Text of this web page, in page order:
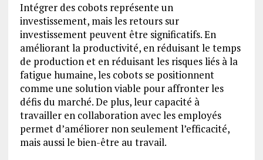
Intégrer des cobots représente un
investissement, mais les retours sur
investissement peuvent être significatifs. En
améliorant la productivité, en réduisant le temps
de production et en réduisant les risques liés à la
fatigue humaine, les cobots se positionnent
comme une solution viable pour affronter les
défis du marché. De plus, leur capacité à
travailler en collaboration avec les employés
permet d’améliorer non seulement l’efficacité,
mais aussi le bien-être au travail.